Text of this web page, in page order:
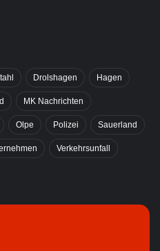
Drolshagen Hagen
MK Nachrichten
Olpe Polizei Sauerland
Verkehrsunfall